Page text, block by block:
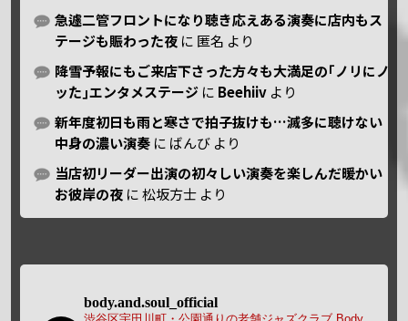
急遽二管フロントになり聴き応えある演奏に店内もス
テージも賑わった夜 に 匿名 より
降雪予報にもご来店下さった方々も大満足の｢ノリにノ
ッた｣エンタメステージ に Beehiiv より
新年度初日も雨と寒さで拍子抜けも…滅多に聴けない
中身の濃い演奏 に ばんび より
当店初リーダー出演の初々しい演奏を楽しんだ暖かい
お彼岸の夜 に松坂方士 より
body.and.soul_official